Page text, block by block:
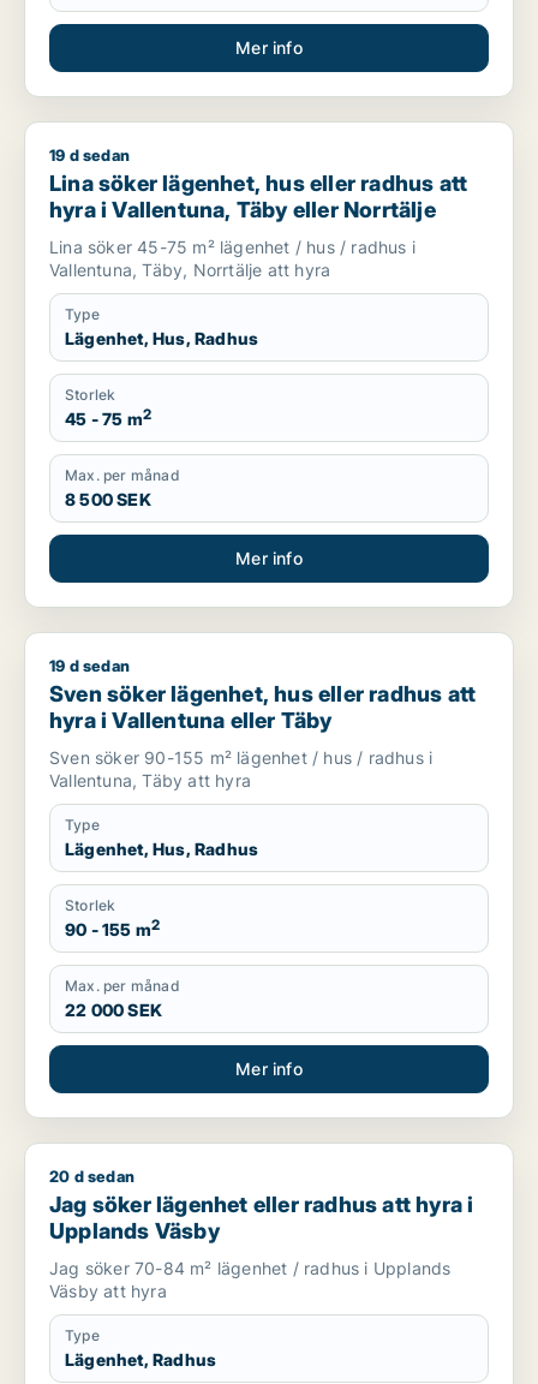
Mer info
Lina söker lägenhet, hus eller radhus att hyra i Vallentuna,
19 d sedan
Lina söker lägenhet, hus eller radhus att
hyra i Vallentuna, Täby eller Norrtälje
Lina söker 45-75 m² lägenhet / hus / radhus i
Vallentuna, Täby, Norrtälje att hyra
Type
Lägenhet, Hus, Radhus
Storlek
45 - 75 m2
Max. per månad
8 500 SEK
Mer info
Sven söker lägenhet, hus eller radhus att hyra i Vallentuna
19 d sedan
Sven söker lägenhet, hus eller radhus att
hyra i Vallentuna eller Täby
Sven söker 90-155 m² lägenhet / hus / radhus i
Vallentuna, Täby att hyra
Type
Lägenhet, Hus, Radhus
Storlek
90 - 155 m2
Max. per månad
22 000 SEK
Mer info
Jag söker lägenhet eller radhus att hyra i Upplands Väsby
20 d sedan
Jag söker lägenhet eller radhus att hyra i
Upplands Väsby
Jag söker 70-84 m² lägenhet / radhus i Upplands
Väsby att hyra
Type
Lägenhet, Radhus